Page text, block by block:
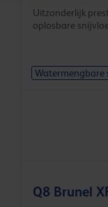
Uitzonderlijk
oplosbare
Watermengbare
Q8 Brunel